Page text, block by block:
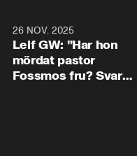
26 NOV. 2025
Leif GW: ”Har hon
mördat pastor
Fossmos fru? Svar